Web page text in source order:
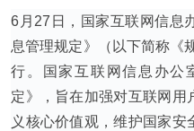
6月27日，国家互联网信息
息管理规定》（以下简称《
行。国家互联网信息办公
定》，旨在加强对互联网用
义核心价值观，维护国家安